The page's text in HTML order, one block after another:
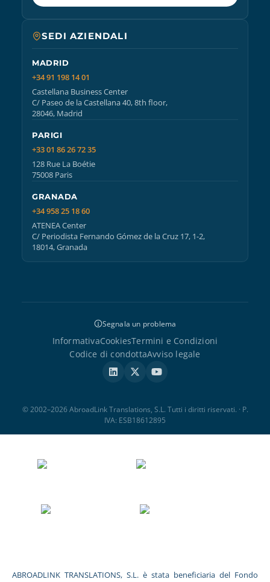
SEDI AZIENDALI
MADRID
+34 91 198 14 01
Castellana Business Center
C/ Paseo de la Castellana 40, 8th floor,
28046, Madrid
PARIGI
+33 01 86 26 72 35
128 Rue La Boétie
75008 Paris
GRANADA
+34 958 25 18 60
ATENEA Center
C/ Periodista Fernando Gómez de la Cruz 17, 1-2,
18014, Granada
Segnala un problema
InformativaCookiesTermini e Condizioni
Codice di condottaAvviso legale
© 2002–2026 AbroadLink Translations, S.L. Tutti i diritti riservati. · P.
IVA: ESB18612895
ABROADLINK TRANSLATIONS, S.L. è stata beneficiaria del Fondo